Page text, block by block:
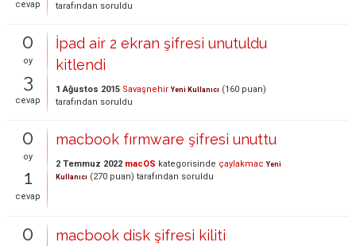
cevap
tarafından soruldu
0
oy
3
cevap
İpad air 2 ekran şifresi unutuldu
kitlendi
1 Ağustos 2015 Savaşnehir Yeni Kullanıcı (160 puan)
tarafından soruldu
0
oy
1
cevap
macbook fırmware şifresi unuttu
2 Temmuz 2022 macOS kategorisinde çaylakmac Yeni
Kullanıcı (270 puan) tarafından soruldu
0 macbook disk şifresi kiliti